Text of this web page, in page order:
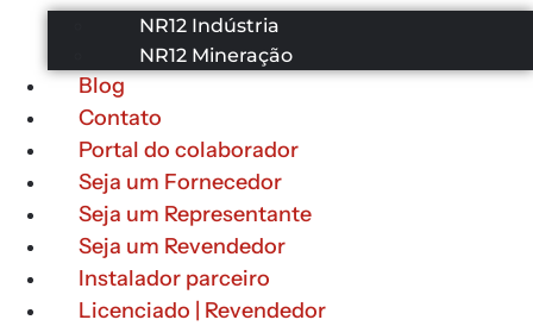
NR12 Indústria
NR12 Mineração
Blog
Contato
Portal do colaborador
Seja um Fornecedor
Seja um Representante
Seja um Revendedor
Instalador parceiro
Licenciado | Revendedor